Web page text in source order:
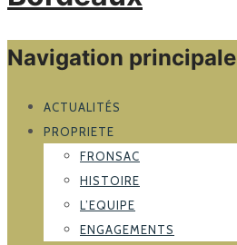
Navigation principale
ACTUALITÉS
PROPRIETE
FRONSAC
HISTOIRE
L’EQUIPE
ENGAGEMENTS